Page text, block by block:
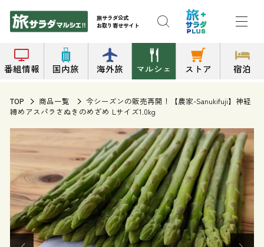
旅サラダ公式
お取り寄せサイト
番組情報 国内旅 海外旅 マルシェ ストア 宿泊
TOP 商品一覧
今シーズンの販売再開！【農家-Sanukifuji】神経
締めアスパラさぬきのめざめ Lサイズ1.0kg